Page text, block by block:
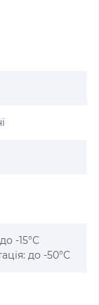
-15°С
до -50°С